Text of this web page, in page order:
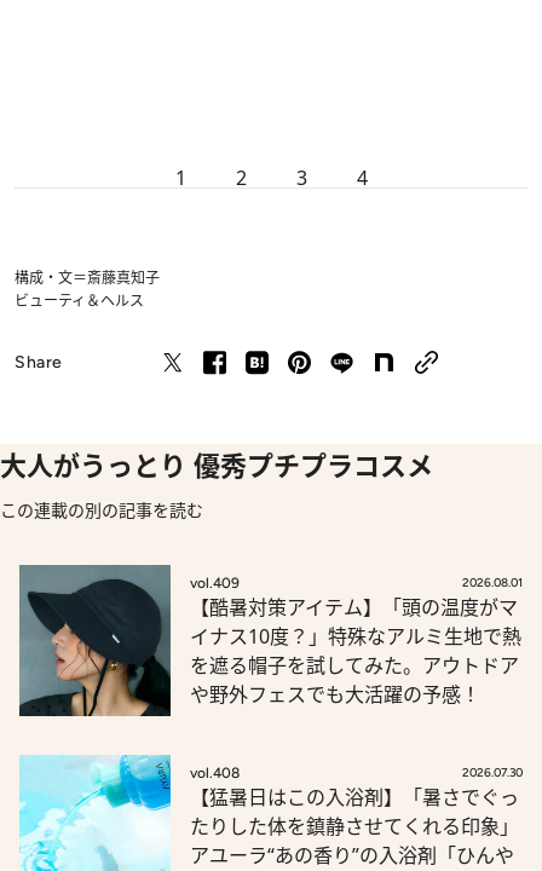
1 2 3 4
構成・文＝斎藤真知子
ビューティ＆ヘルス
Share
大人がうっとり 優秀プチプラコスメ
この連載の別の記事を読む
vol.409 2026.08.01
【酷暑対策アイテム】「頭の温度がマ
イナス10度？」特殊なアルミ生地で熱
を遮る帽子を試してみた。アウトドア
や野外フェスでも大活躍の予感！
vol.408 2026.07.30
【猛暑日はこの入浴剤】「暑さでぐっ
たりした体を鎮静させてくれる印象」
アユーラ“あの香り”の入浴剤「ひんや